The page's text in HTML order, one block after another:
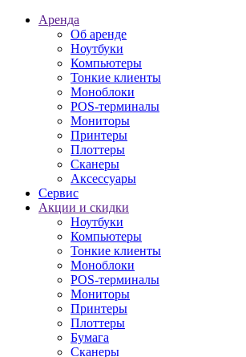
Аренда
Об аренде
Ноутбуки
Компьютеры
Тонкие клиенты
Моноблоки
POS-терминалы
Мониторы
Принтеры
Плоттеры
Сканеры
Аксессуары
Сервис
Акции и скидки
Ноутбуки
Компьютеры
Тонкие клиенты
Моноблоки
POS-терминалы
Мониторы
Принтеры
Плоттеры
Бумага
Сканеры